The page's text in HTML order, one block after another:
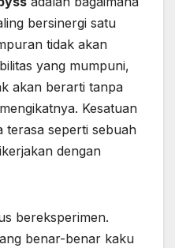
bersinergi satu
tidak akan
yang mumpuni,
akan berarti tanpa
Kesatuan
terasa seperti sebuah
dengan
bereksperimen.
benar-benar kaku